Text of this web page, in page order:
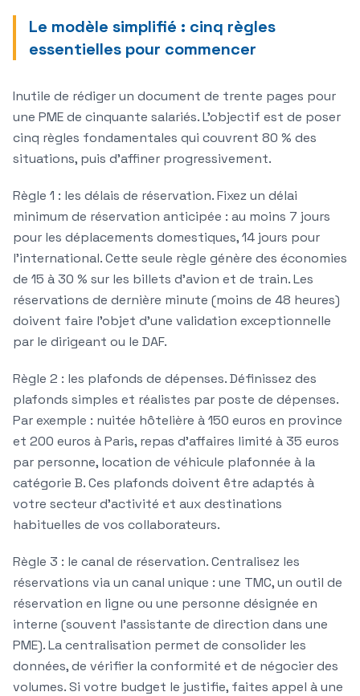
Le modèle simplifié : cinq règles
essentielles pour commencer
Inutile de rédiger un document de trente pages pour
une PME de cinquante salariés. L'objectif est de poser
cinq règles fondamentales qui couvrent 80 % des
situations, puis d'affiner progressivement.
Règle 1 : les délais de réservation.Fixez un délai
minimum de réservation anticipée : au moins 7 jours
pour les déplacements domestiques, 14 jours pour
l'international. Cette seule règle génère des économies
de 15 à 30 % sur les billets d'avion et de train. Les
réservations de dernière minute (moins de 48 heures)
doivent faire l'objet d'une validation exceptionnelle
par le dirigeant ou le DAF.
Règle 2 : les plafonds de dépenses.Définissez des
plafonds simples et réalistes par poste de dépenses.
Par exemple : nuitée hôtelière à 150 euros en province
et 200 euros à Paris, repas d'affaires limité à 35 euros
par personne, location de véhicule plafonnée à la
catégorie B. Ces plafonds doivent être adaptés à
votre secteur d'activité et aux destinations
habituelles de vos collaborateurs.
Règle 3 : le canal de réservation.Centralisez les
réservations via un canal unique : une TMC, un outil de
réservation en ligne ou une personne désignée en
interne (souvent l'assistante de direction dans une
PME). La centralisation permet de consolider les
données, de vérifier la conformité et de négocier des
volumes. Si votre budget le justifie, faites appel à une